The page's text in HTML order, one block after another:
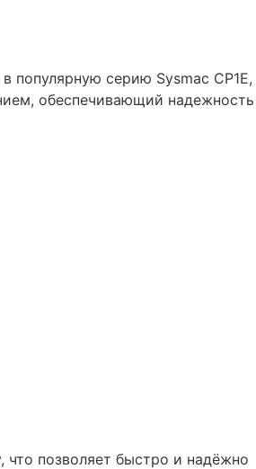
популярную серию Sysmac CP1E,
обеспечивающий надежность
позволяет быстро и надёжно